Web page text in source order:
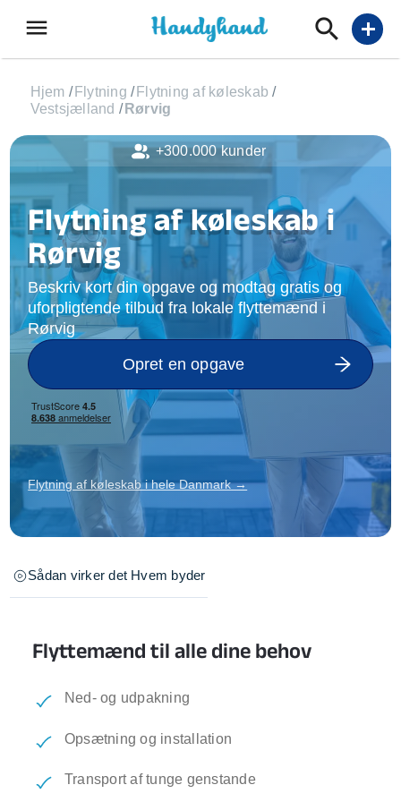
menu add
Hjem / Flytning / Flytning af køleskab /
Vestsjælland / Rørvig
Flytning af køleskab i
Rørvig
Beskriv kort din opgave og modtag gratis og
uforpligtende tilbud fra lokale flyttemænd i
Rørvig
Opret en opgave
Flytning af køleskab i hele Danmark →
Sådan virker det Hvem byder
Flyttemænd til alle dine behov
Ned- og udpakning
Opsætning og installation
Transport af tunge genstande
+300.000 kunder